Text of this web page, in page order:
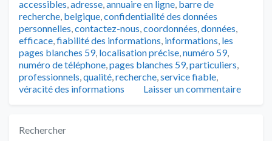
accessibles,adresse,annuaire en ligne, barre de
recherche, belgique,confidentialité des données
personnelles,contactez-nous,coordonnées,données,
efficace,fiabilité des informations, informations, les
pages blanches 59, localisation précise,numéro 59,
numéro de téléphone,pages blanches 59,particuliers,
professionnels,qualité,recherche,service fiable,
véracité des informations
Laisser un commentaire
Rechercher